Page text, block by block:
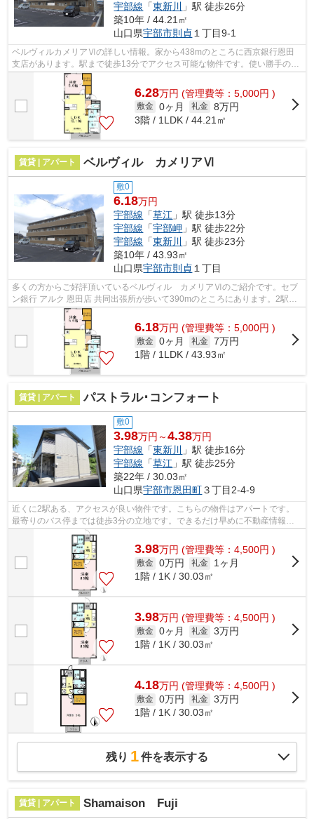
宇部線 「東新川
」駅 徒歩26分
築10年 / 44.21㎡
山口県宇部市則貞 １丁目9-1
ベルヴィルカメリアⅥの詳しい情報。家から438mのところに西京銀行恩田
支店があります。駅まで徒歩13分でアクセス可能な物件です。使い勝手の良
いアパートでイチオシの物件です。できる...
6.28万円 (管理費等：5,000円 )
敷金 0ヶ月 礼金 8万円
3階 / 1LDK / 44.21㎡
賃貸 | アパート ベルヴィル カメリアⅥ
敷0
6.18万円
宇部線 「草江 」駅 徒歩13分
宇部線 「宇部岬 」駅 徒歩22分
宇部線 「東新川
」駅 徒歩23分
築10年 / 43.93㎡
山口県宇部市則貞 １丁目
多くの方からご好評頂いているベルヴィル カメリアⅥのご紹介です。セブ
ン銀行 アルク 恩田店 共同出張所が歩いて390mのところにあります。2駅利
用可能の物件です。ご紹介するのは平成...
6.18万円 (管理費等：5,000円 )
敷金 0ヶ月 礼金 7万円
1階 / 1LDK / 43.93㎡
賃貸 | アパート パストラル･コンフォート
敷0
3.98万円～4.38万円
宇部線 「東新川
」駅 徒歩16分
宇部線 「草江 」駅 徒歩25分
築22年 / 30.03㎡
山口県宇部市恩田町３丁目2-4-9
近くに2駅ある、アクセスが良い物件です。こちらの物件はアパートです。
最寄りのバス停までは徒歩3分の立地です。できるだけ早めに不動産情報を
集めたい方は当社スタッフまでご連絡く...
3.98万円 (管理費等：4,500円 )
敷金 0万円 礼金
1ヶ月
1階 / 1K / 30.03㎡
3.98万円 (管理費等：4,500円 )
敷金 0ヶ月 礼金 3万円
1階 / 1K / 30.03㎡
4.18万円 (管理費等：4,500円 )
敷金 0万円 礼金 3万円
1階 / 1K / 30.03㎡
残り 1件を表示する
賃貸 | アパート Shamaison Fuji